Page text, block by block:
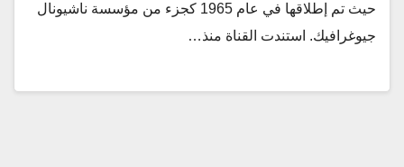
حيث تم إطلاقها في عام 1965 كجزء من مؤسسة ناشيونال
جيوغرافيك. استندت القناة منذ…